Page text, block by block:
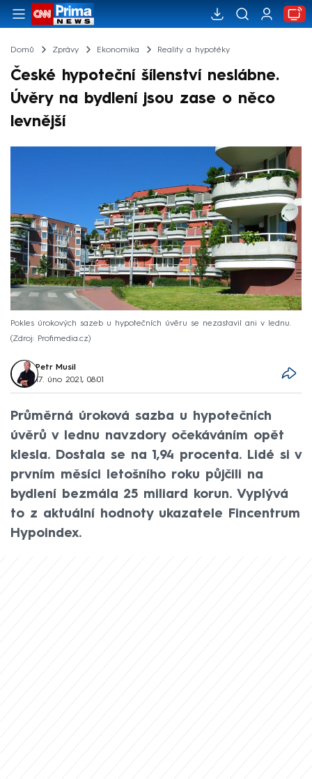
Domů Zprávy Ekonomika Reality a hypotéky
České hypoteční šílenství neslábne.
Úvěry na bydlení jsou zase o něco
levnější
Pokles úrokových sazeb u hypotečních úvěru se nezastavil ani v lednu.
Zdroj: Profimedia.cz
Petr Musil
17. úno 2021, 08:01
Průměrná úroková sazba u hypotečních
úvěrů v lednu navzdory očekáváním opět
klesla. Dostala se na 1,94 procenta. Lidé si v
prvním měsíci letošního roku půjčili na
bydlení bezmála 25 miliard korun. Vyplývá
to z aktuální hodnoty ukazatele Fincentrum
Hypoindex.